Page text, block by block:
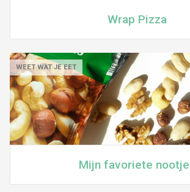
Wrap Pizza
WEET WAT JE EET
Mijn favoriete